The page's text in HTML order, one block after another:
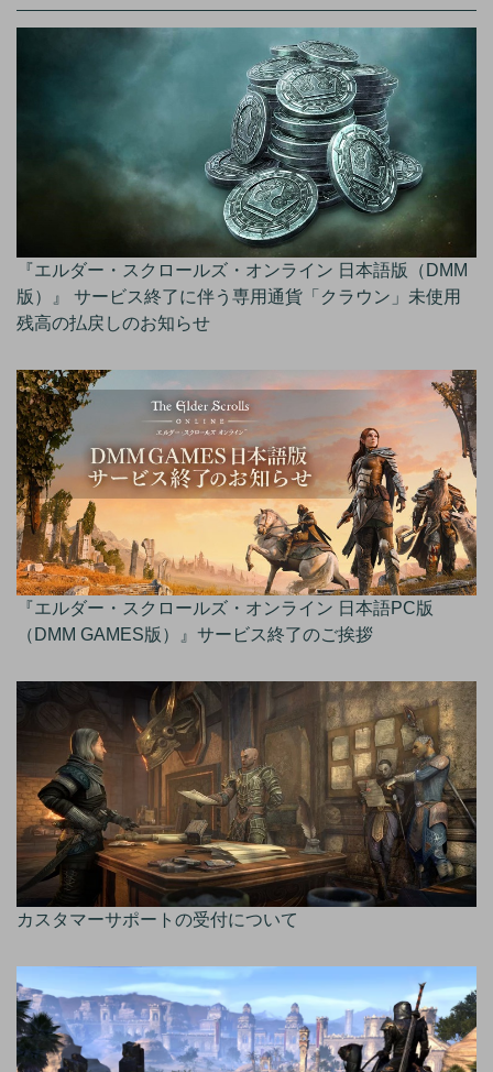
『エルダー・スクロールズ・オンライン 日本語版（DMM
版）』 サービス終了に伴う専用通貨「クラウン」未使用
残高の払戻しのお知らせ
『エルダー・スクロールズ・オンライン 日本語PC版
（DMM GAMES版）』サービス終了のご挨拶
カスタマーサポートの受付について